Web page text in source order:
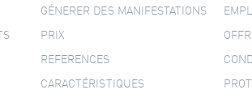
GÉNERER DES MANIFESTATIONS
PRIX
REFERENCES
CARACTÉRISTIQUES